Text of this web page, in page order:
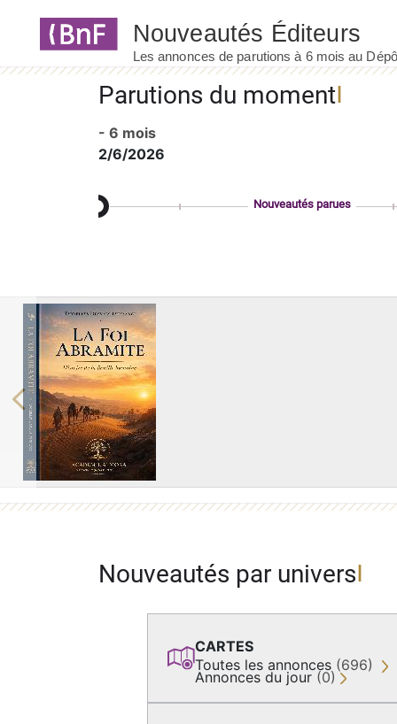
Parutions du moment
- 6 mois
2/6/2026
Nouveautés parues
Previous
Nouveautés par univers
CARTES
Toutes les annonces (696)
Annonces du jour (0)